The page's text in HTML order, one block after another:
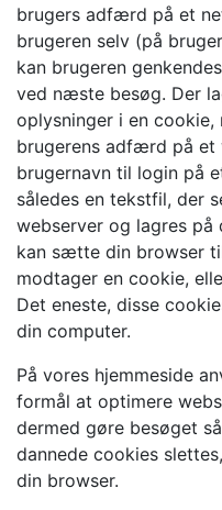
brugers adfærd på et
brugeren selv (på
kan brugeren
ved næste besøg. Der
oplysninger i en cookie,
brugerens adfærd på et
brugernavn til login på
således en tekstfil, der
webserver og lagres på
kan sætte din browser
modtager en cookie,
Det eneste, disse
din computer.
På vores hjemmeside
formål at optimere
dermed gøre besøget
dannede cookies
din browser.